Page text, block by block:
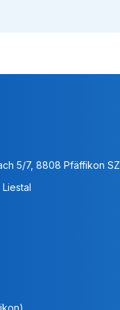
5/7, 8808 Pfäffikon SZ